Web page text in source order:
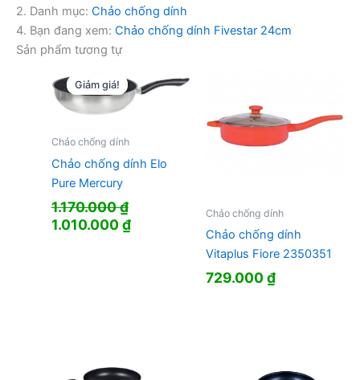
2. Danh mục: Chảo chống dính
4. Bạn đang xem: Chảo chống dính Fivestar 24cm
Sản phẩm tương tự
Giảm giá!
Giảm giá!
Chảo chống dính
Chảo chống dính Elo
Pure Mercury
1.170.000₫
Giá
1.010.000₫Giá
Chảo chống dính
Chảo chống dính
Vitaplus Fiore 2350351
729.000₫